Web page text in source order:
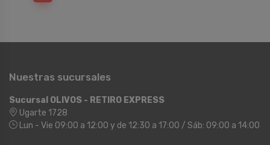
Nuestras sucursales
Sucursal OLIVOS - RETIRO EXPRESS
Ugarte 1728
Lun - Vie 09:00 a 12:00 y de 12:30 a 17:00 / Sáb: 09:00 a 14:00